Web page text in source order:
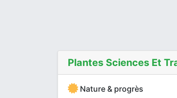
Plantes Sciences Et
Nature & progrès